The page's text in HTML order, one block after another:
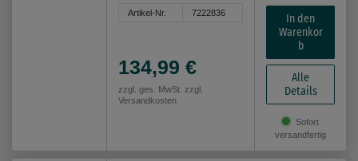
Artikel-Nr. 7222836
134,99 €
zzgl. ges. MwSt. zzgl.
Versandkosten
In den
Warenkor
b
Alle
Details
Sofort
versandfertig